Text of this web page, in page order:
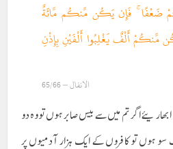
ضَعْفًا ۚ فَإِن يَكُن مِّنكُم مِّائَةٌ
مِّنكُمْ أَلْفٌ يَغْلِبُوا أَلْفَيْنِ بِإِذْنِ
الانفال – 65/66
اگر تم میں سے بیس صابر ہوں تو وہ دو
سو ہوں تو کافروں کے ایک ہزار آدمیوں پر